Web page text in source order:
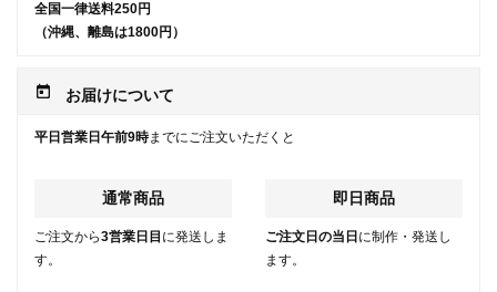
全国一律送料250円
（沖縄、離島は1800円）
today お届けについて
平日営業日午前9時までにご注文いただくと
通常商品
ご注文から3営業日目 に発送しま
す。
即日商品
ご注文日の当日 に制作・発送し
ます。